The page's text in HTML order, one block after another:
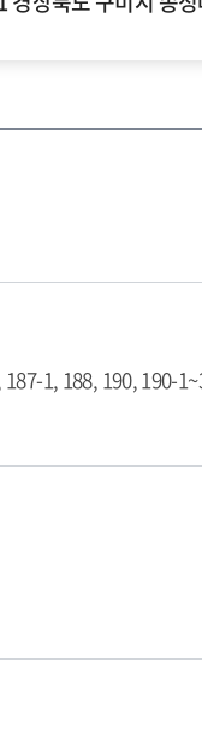
1, 188, 190, 190-